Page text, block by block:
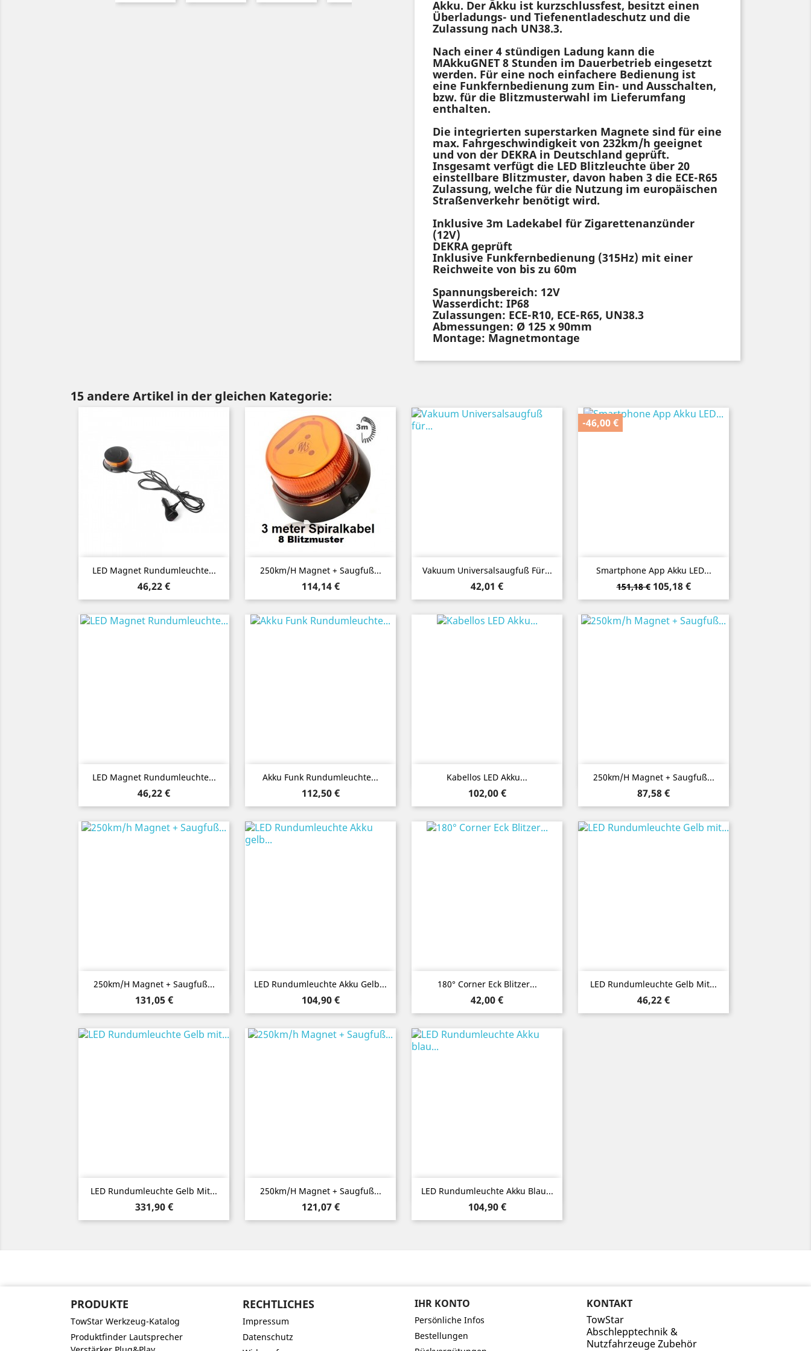
Akku. Der Akku ist kurzschlussfest, besitzt einen
Überladungs- und Tiefenentladeschutz und die
Zulassung nach UN38.3.
Nach einer 4 stündigen Ladung kann die
MAkkuGNET 8 Stunden im Dauerbetrieb eingesetzt
werden. Für eine noch einfachere Bedienung ist
eine Funkfernbedienung zum Ein- und Ausschalten,
bzw. für die Blitzmusterwahl im Lieferumfang
enthalten.
Die integrierten superstarken Magnete sind für eine
max. Fahrgeschwindigkeit von 232km/h geeignet
und von der DEKRA in Deutschland geprüft.
Insgesamt verfügt die LED Blitzleuchte über 20
einstellbare Blitzmuster, davon haben 3 die ECE-R65
Zulassung, welche für die Nutzung im europäischen
Straßenverkehr benötigt wird.
Inklusive 3m Ladekabel für Zigarettenanzünder
(12V)
DEKRA geprüft
Inklusive Funkfernbedienung (315Hz) mit einer
Reichweite von bis zu 60m
Spannungsbereich: 12V
Wasserdicht: IP68
Zulassungen: ECE-R10, ECE-R65, UN38.3
Abmessungen: Ø 125 x 90mm
Montage: Magnetmontage
15 andere Artikel in der gleichen Kategorie:
LED Magnet Rundumleuchte...
Preis
46,22 €
Vorschau 250km/h Magnet + Saugfuß...
Preis
114,14 €
Vorschau Vakuum Universalsaugfuß Für...
Preis
42,01 €
Vorschau Smartphone App Akku LED...
Verkaufspreis
151,18 € Preis
105,18 €
-46,00 €
Vorschau
LED Magnet Rundumleuchte...
Preis
46,22 €
Vorschau Akku Funk Rundumleuchte...
Preis
112,50 €
 Vorschau Kabellos LED Akku...
Preis
102,00 €
Vorschau 250km/h Magnet + Saugfuß...
Preis
87,58 €
Vorschau
250km/h Magnet + Saugfuß...
Preis
131,05 €
Vorschau LED Rundumleuchte Akku Gelb...
Preis
104,90 €
Vorschau 180° Corner Eck Blitzer...
Preis
42,00 €
Vorschau LED Rundumleuchte Gelb Mit...
Preis
46,22 €
Vorschau
LED Rundumleuchte Gelb Mit...
Preis
331,90 €
Vorschau 250km/h Magnet + Saugfuß...
Preis
121,07 €
Vorschau LED Rundumleuchte Akku Blau...
Preis
104,90 €
Vorschau
PRODUKTE
TowStar Werkzeug-Katalog
Produktfinder Lautsprecher
RECHTLICHES
Impressum
Datenschutz
IHR KONTO
Persönliche Infos
Bestellungen
KONTAKT
TowStar
Abschlepptechnik &
Nutzfahrzeuge Zubehör